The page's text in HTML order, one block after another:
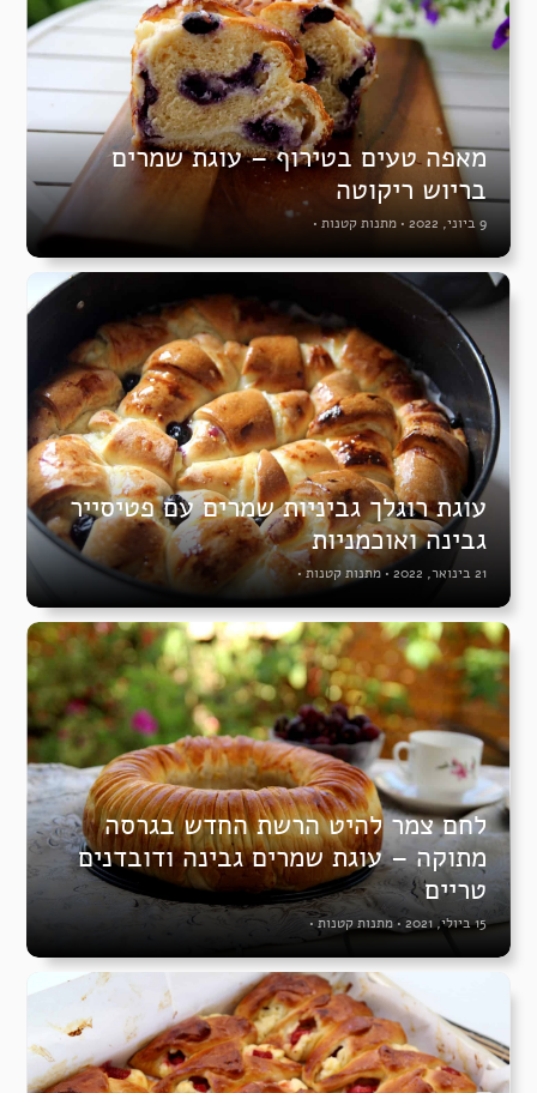
מאפה טעים בטירוף – עוגת שמרים
בריוש ריקוטה
9 ביוני, 2022 • מתנות קטנות •
עוגת רוגלך גביניות שמרים עם פטיסייר
גבינה ואוכמניות
21 בינואר, 2022 •מתנות קטנות•
לחם צמר להיט הרשת החדש בגרסה
מתוקה – עוגת שמרים גבינה ודובדנים
טריים
15 ביולי, 2021 • מתנות קטנות •